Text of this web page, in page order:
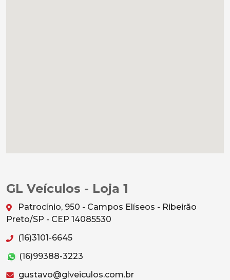
GL Veículos - Loja 1
Patrocínio, 950 - Campos Elíseos - Ribeirão
Preto/SP - CEP 14085530
(16)3101-6645
(16)99388-3223
gustavo@glveiculos.com.br